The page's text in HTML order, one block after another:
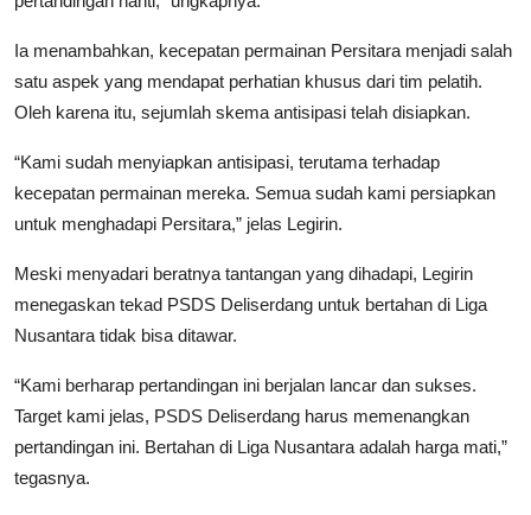
Ia menambahkan, kecepatan permainan Persitara menjadi salah
satu aspek yang mendapat perhatian khusus dari tim pelatih.
Oleh karena itu, sejumlah skema antisipasi telah disiapkan.
“Kami sudah menyiapkan antisipasi, terutama terhadap
kecepatan permainan mereka. Semua sudah kami persiapkan
untuk menghadapi Persitara,” jelas Legirin.
Meski menyadari beratnya tantangan yang dihadapi, Legirin
menegaskan tekad PSDS Deliserdang untuk bertahan di Liga
Nusantara tidak bisa ditawar.
“Kami berharap pertandingan ini berjalan lancar dan sukses.
Target kami jelas, PSDS Deliserdang harus memenangkan
pertandingan ini. Bertahan di Liga Nusantara adalah harga mati,”
tegasnya.